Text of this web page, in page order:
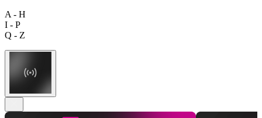
A - H
I - P
Q - Z